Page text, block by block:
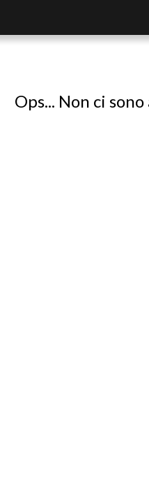
Ops... Non ci